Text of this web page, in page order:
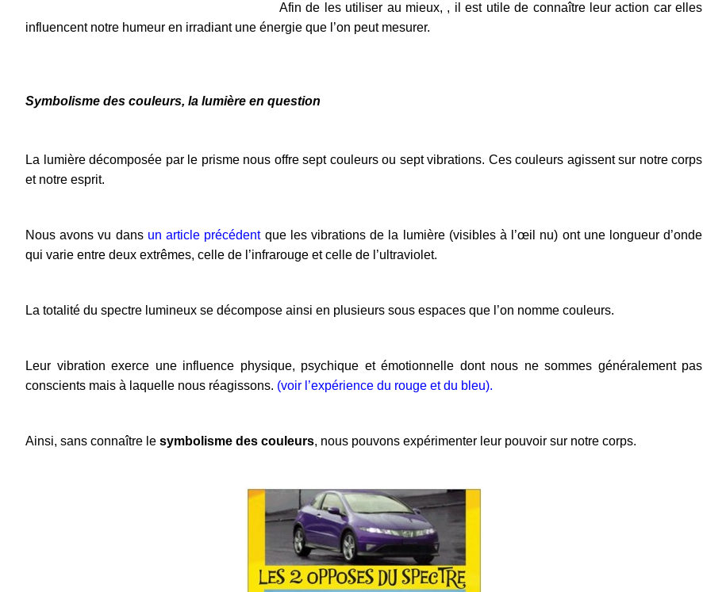
Afin de les utiliser au mieux, , il est utile de connaître leur action car elles
influencent notre humeur en irradiant une énergie que l’on peut mesurer.
Symbolisme des couleurs, la lumière en question
La lumière décomposée par le prisme nous offre sept couleurs ou sept vibrations. Ces couleurs agissent sur notre corps
et notre esprit.
Nous avons vu dans un article précédentque les vibrations de la lumière (visibles à l’œil nu) ont une longueur d’onde
qui varie entre deux extrêmes, celle de l’infrarouge et celle de l’ultraviolet.
La totalité du spectre lumineux se décompose ainsi en plusieurs sous espaces que l’on nomme couleurs.
Leur vibration exerce une influence physique, psychique et émotionnelle dont nous ne sommes généralement pas
conscients mais à laquelle nous réagissons. (voir l’expérience du rouge et du bleu).
Ainsi, sans connaître le symbolisme des couleurs, nous pouvons expérimenter leur pouvoir sur notre corps.